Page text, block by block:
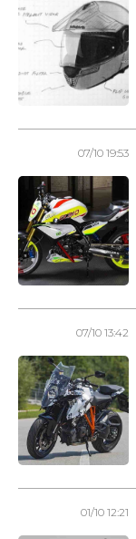
07/10 19:53
07/10 13:42
01/10 12:21